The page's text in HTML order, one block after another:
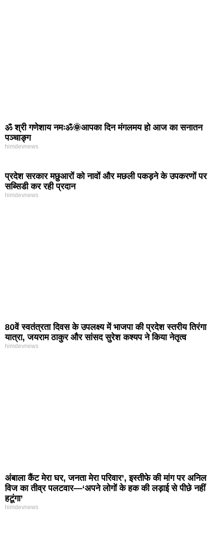
ॐ श्री गणेशाय नमःॐ🌞आपका दिन मंगलमय हो आज का सनातन
पञ्चाङ्ग
himdevnews
प्रदेश सरकार मछुआरों को नावों और मछली पकड़ने के उपकरणों पर
सब्सिडी कर रही प्रदान
himdevnews
80वें स्वतंत्रता दिवस के उपलक्ष्य में भाजपा की प्रदेश स्तरीय तिरंगा
यात्रा, जयराम ठाकुर और सांसद सुरेश कश्यप ने किया नेतृत्व
himdevnews
अंबाला कैंट मेरा घर, जनता मेरा परिवार’, इस्तीफे की मांग पर अनिल
विज का तीव्र पलटवार—‘अपने लोगों के हक की लड़ाई से पीछे नहीं
हटूंगा’
himdevnews